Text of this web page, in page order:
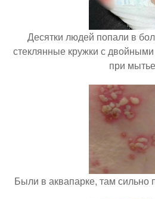
Десятки людей попали в
стеклянные кружки с
при
Были в аквапарке, там сильно